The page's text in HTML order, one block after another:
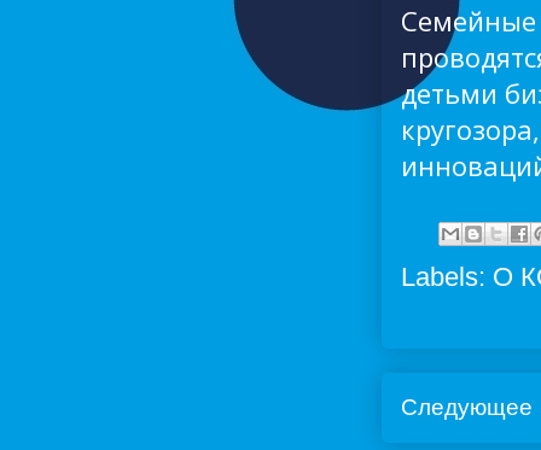
Семейные
детьми
Labels: О
Следующее